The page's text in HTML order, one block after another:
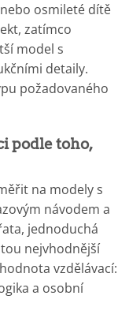
osmileté dítě
zatímco
model s
detaily.
požadovaného
podle toho,
na modely s
návodem a
jednoduchá
nejvhodnější
vzdělávací:
a osobní